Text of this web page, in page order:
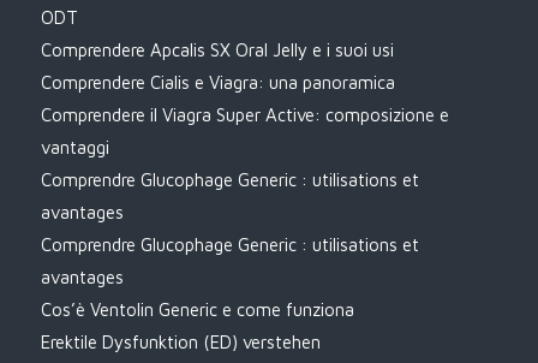
ODT
Comprendere Apcalis SX Oral Jelly e i suoi usi
Comprendere Cialis e Viagra: una panoramica
Comprendere il Viagra Super Active: composizione e
vantaggi
Comprendre Glucophage Generic : utilisations et
avantages
Comprendre Glucophage Generic : utilisations et
avantages
Cos’è Ventolin Generic e come funziona
Erektile Dysfunktion (ED) verstehen